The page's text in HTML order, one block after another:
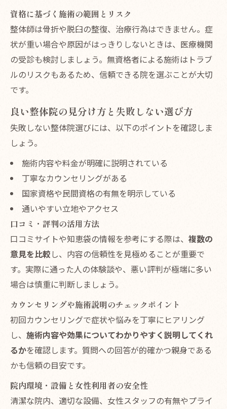
資格に基づく施術の範囲とリスク
整体師は骨折や脱臼の整復、治療行為はできません。症
状が重い場合や原因がはっきりしないときは、医療機関
の受診も検討しましょう。無資格者による施術はトラブ
ルのリスクもあるため、信頼できる院を選ぶことが大切
です。
良い整体院の見分け方と失敗しない選び方
失敗しない整体院選びには、以下のポイントを確認しま
しょう。
施術内容や料金が明確に説明されている
丁寧なカウンセリングがある
国家資格や民間資格の有無を明示している
通いやすい立地やアクセス
口コミ・評判の活用方法
口コミサイトや知恵袋の情報を参考にする際は、 複数の
意見を比較し、内容の信頼性を見極めることが重要で
す。実際に通った人の体験談や、悪い評判が極端に多い
場合は慎重に判断しましょう。
カウンセリングや施術説明のチェックポイント
初回カウンセリングで症状や悩みを丁寧にヒアリング
し、 施術内容や効果についてわかりやすく説明してくれ
るかを確認します。質問への回答が的確かつ親身である
かも信頼の目安です。
院内環境・設備と女性利用者の安全性
清潔な院内、適切な設備、女性スタッフの有無やプライ